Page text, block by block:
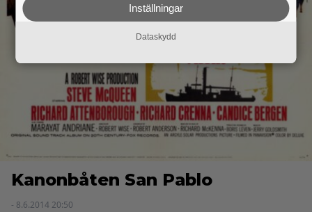
Kanonbåten San Pablo
- 8.6.2014 20:50
Inställningar
Dataskydd